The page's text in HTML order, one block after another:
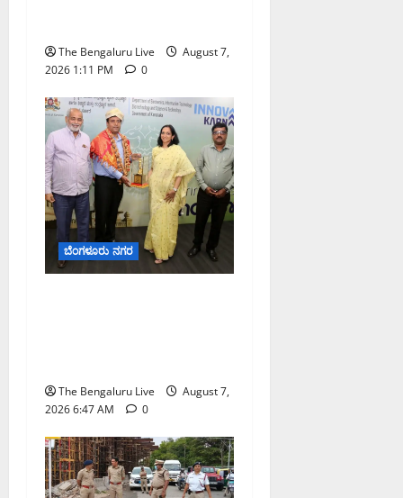
The Bengaluru Live
August 7,
2026 1:11 PM
0
ಬೆಂಗಳೂರು ನಗರ
The Bengaluru Live
August 7,
2026 6:47 AM
0